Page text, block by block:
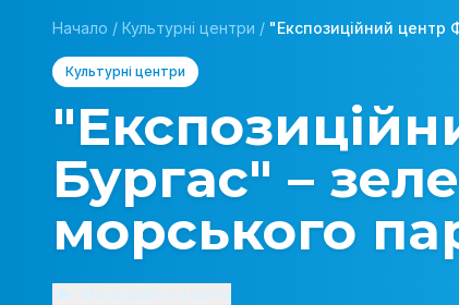
Начало / Культурні центри / "Експозиційний центр
Культурні центри
Бургас" –
морського